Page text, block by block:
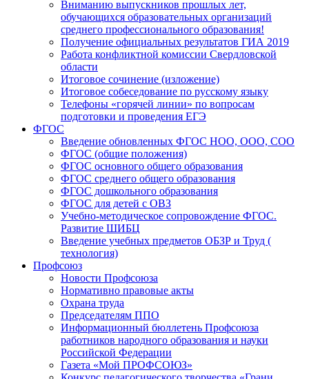
Вниманию выпускников прошлых лет,
обучающихся образовательных организаций
среднего профессионального образования!
Получение официальных результатов ГИА 2019
Работа конфликтной комиссии Свердловской
области
Итоговое сочинение (изложение)
Итоговое собеседование по русскому языку
Телефоны «горячей линии» по вопросам
подготовки и проведения ЕГЭ
ФГОС
Введение обновленных ФГОС НОО, ООО, СОО
ФГОС (общие положения)
ФГОС основного общего образования
ФГОС среднего общего образования
ФГОС дошкольного образования
ФГОС для детей с ОВЗ
Учебно-методическое сопровождение ФГОС.
Развитие ШИБЦ
Введение учебных предметов ОБЗР и Труд (
технология)
Профсоюз
Новости Профсоюза
Нормативно правовые акты
Охрана труда
Председателям ППО
Информационный бюллетень Профсоюза
работников народного образования и науки
Российской Федерации
Газета «Мой ПРОФСОЮЗ»